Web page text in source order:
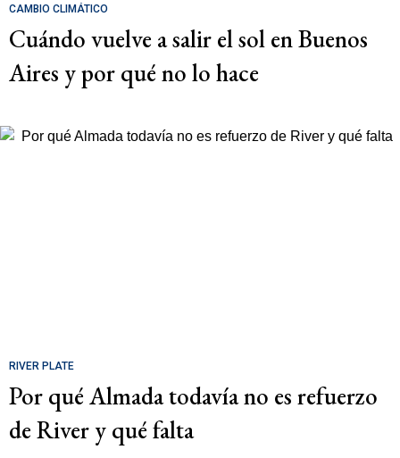
CAMBIO CLIMÁTICO
Cuándo vuelve a salir el sol en Buenos
Aires y por qué no lo hace
RIVER PLATE
Por qué Almada todavía no es refuerzo
de River y qué falta